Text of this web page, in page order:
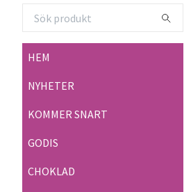
HEM
NYHETER
KOMMER SNART
GODIS
CHOKLAD